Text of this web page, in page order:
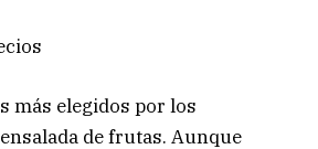
más elegidos por los
de frutas. Aunque